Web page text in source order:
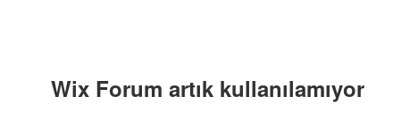
Wix Forum artık kullanılamıyor